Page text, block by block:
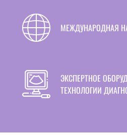
МЕЖДУНАРОДНАЯ
ЭКСПЕРТНОЕ
ТЕХНОЛОГИИ